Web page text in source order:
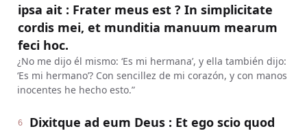
ipsa ait : Frater meus est ? In simplicitate
cordis mei, et munditia manuum mearum
feci hoc.
¿No me dijo él mismo: ‘Es mi hermana’, y ella también dijo:
‘Es mi hermano’? Con sencillez de mi corazón, y con manos
inocentes he hecho esto.”
6
Dixitque ad eum Deus : Et ego scio quod